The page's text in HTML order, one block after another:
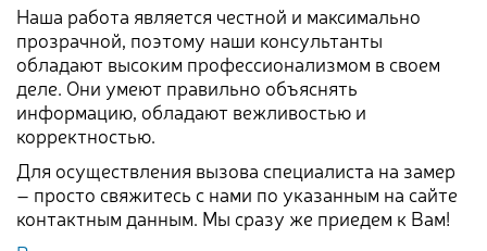
Наша работа является честной и максимально
прозрачной, поэтому наши консультанты
обладают высоким профессионализмом в своем
деле. Они умеют правильно объяснять
информацию, обладают вежливостью и
корректностью.
Для осуществления вызова специалиста на замер
– просто свяжитесь с нами по указанным на сайте
контактным данным. Мы сразу же приедем к Вам!